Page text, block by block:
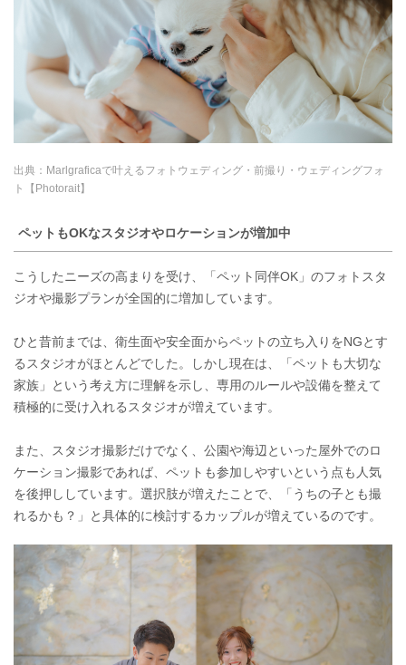
出典： Marlgraficaで叶えるフォトウェディング・前撮り・ウェディングフォ
ト【Photorait】
ペットもOKなスタジオやロケーションが増加中
こうしたニーズの高まりを受け、「ペット同伴OK」のフォトスタ
ジオや撮影プランが全国的に増加しています。
ひと昔前までは、衛生面や安全面からペットの立ち入りをNGとす
るスタジオがほとんどでした。しかし現在は、「ペットも大切な
家族」という考え方に理解を示し、専用のルールや設備を整えて
積極的に受け入れるスタジオが増えています。
また、スタジオ撮影だけでなく、公園や海辺といった屋外でのロ
ケーション撮影であれば、ペットも参加しやすいという点も人気
を後押ししています。選択肢が増えたことで、「うちの子とも撮
れるかも？」と具体的に検討するカップルが増えているのです。